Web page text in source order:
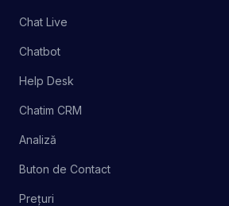
Chat Live
Chatbot
Help Desk
Chatim CRM
Analiză
Buton de Contact
Prețuri